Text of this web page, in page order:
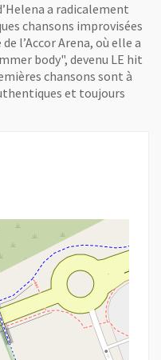
a radicalement
chansons improvisées
l’Accor Arena, où elle a
body", devenu LE hit
chansons sont à
et toujours
Moteur